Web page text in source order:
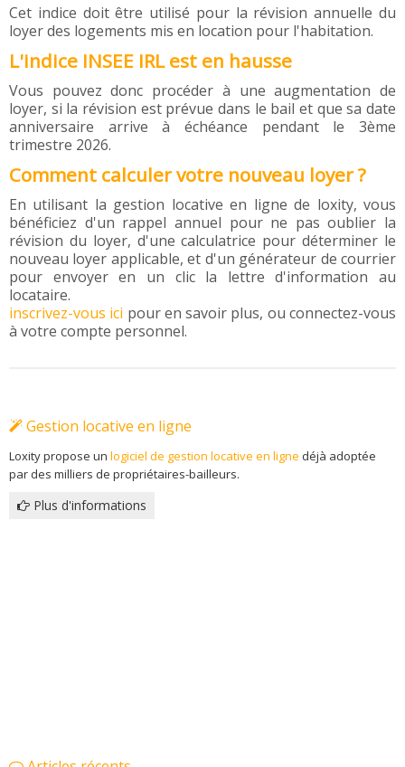
Cet indice doit être utilisé pour la révision annuelle du
loyer des logements mis en location pour l'habitation.
L'indice INSEE IRL est en hausse
Vous pouvez donc procéder à une augmentation de
loyer, si la révision est prévue dans le bail et que sa date
anniversaire arrive à échéance pendant le 3ème
trimestre 2026.
Comment calculer votre nouveau loyer ?
En utilisant la gestion locative en ligne de loxity, vous
bénéficiez d'un rappel annuel pour ne pas oublier la
révision du loyer, d'une calculatrice pour déterminer le
nouveau loyer applicable, et d'un générateur de courrier
pour envoyer en un clic la lettre d'information au
locataire.
inscrivez-vous ici pour en savoir plus, ou connectez-vous
à votre compte personnel.
Gestion locative en ligne
Loxity propose un logiciel de gestion locative en ligne déjà adoptée
par des milliers de propriétaires-bailleurs.
Plus d'informations